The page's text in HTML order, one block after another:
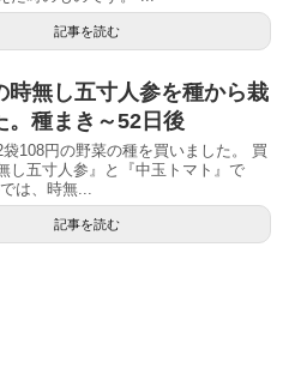
記事を読む
時無し五寸人参を種から栽
。種まき～52日後
108円の野菜の種を買いました。 買
し五寸人参』と『中玉トマト』で
は、時無...
記事を読む